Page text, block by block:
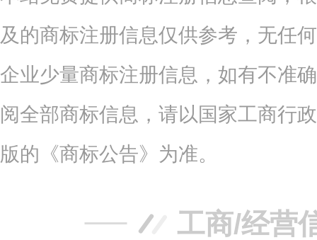
及的商标注册信息仅供参考，无任
企业少量商标注册信息，如有不准
阅全部商标信息，请以国家工商行
版的《商标公告》为准。
工商/经营